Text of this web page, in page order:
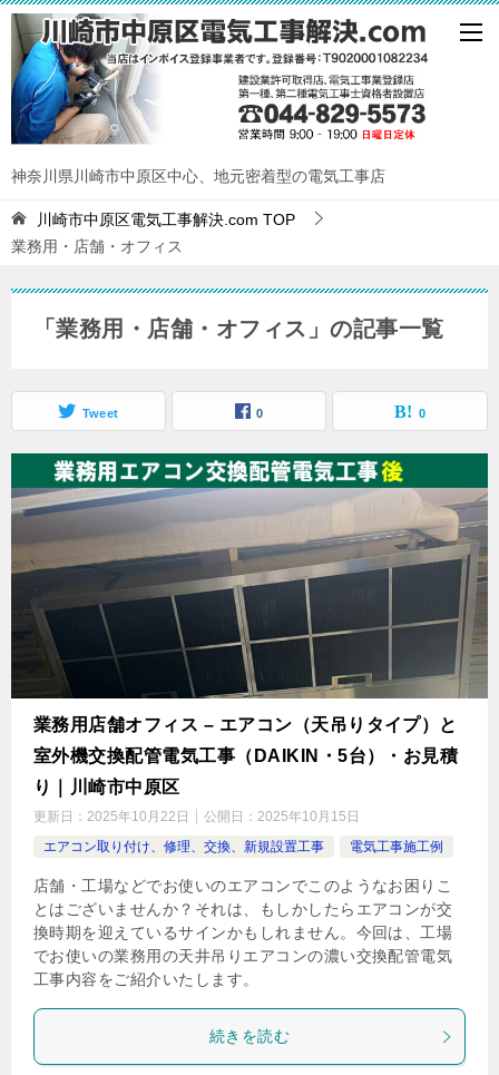
神奈川県川崎市中原区中心、地元密着型の電気工事店
川崎市中原区電気工事解決.com TOP
業務用・店舗・オフィス
「業務用・店舗・オフィス」の記事一覧
Tweet 0 0
業務用店舗オフィス – エアコン（天吊りタイプ）と
室外機交換配管電気工事（DAIKIN・5台）・お見積
り｜川崎市中原区
更新日： 2025年10月22日 公開日： 2025年10月15日
エアコン取り付け、修理、交換、新規設置工事
電気工事施工例
店舗・工場などでお使いのエアコンでこのようなお困りこ
とはございませんか？それは、もしかしたらエアコンが交
換時期を迎えているサインかもしれません。今回は、工場
でお使いの業務用の天井吊りエアコンの濃い交換配管電気
工事内容をご紹介いたします。
続きを読む